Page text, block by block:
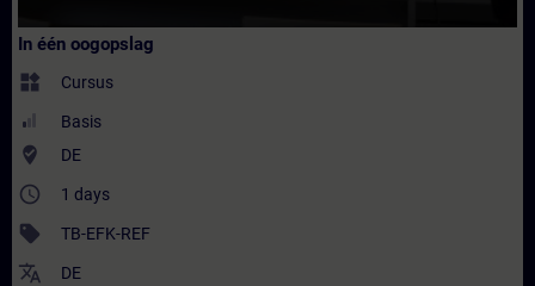
In één oogopslag
widgets Cursus
Basis
where_to_vote DE
access_time 1 days
sell TB-EFK-REF
translate DE